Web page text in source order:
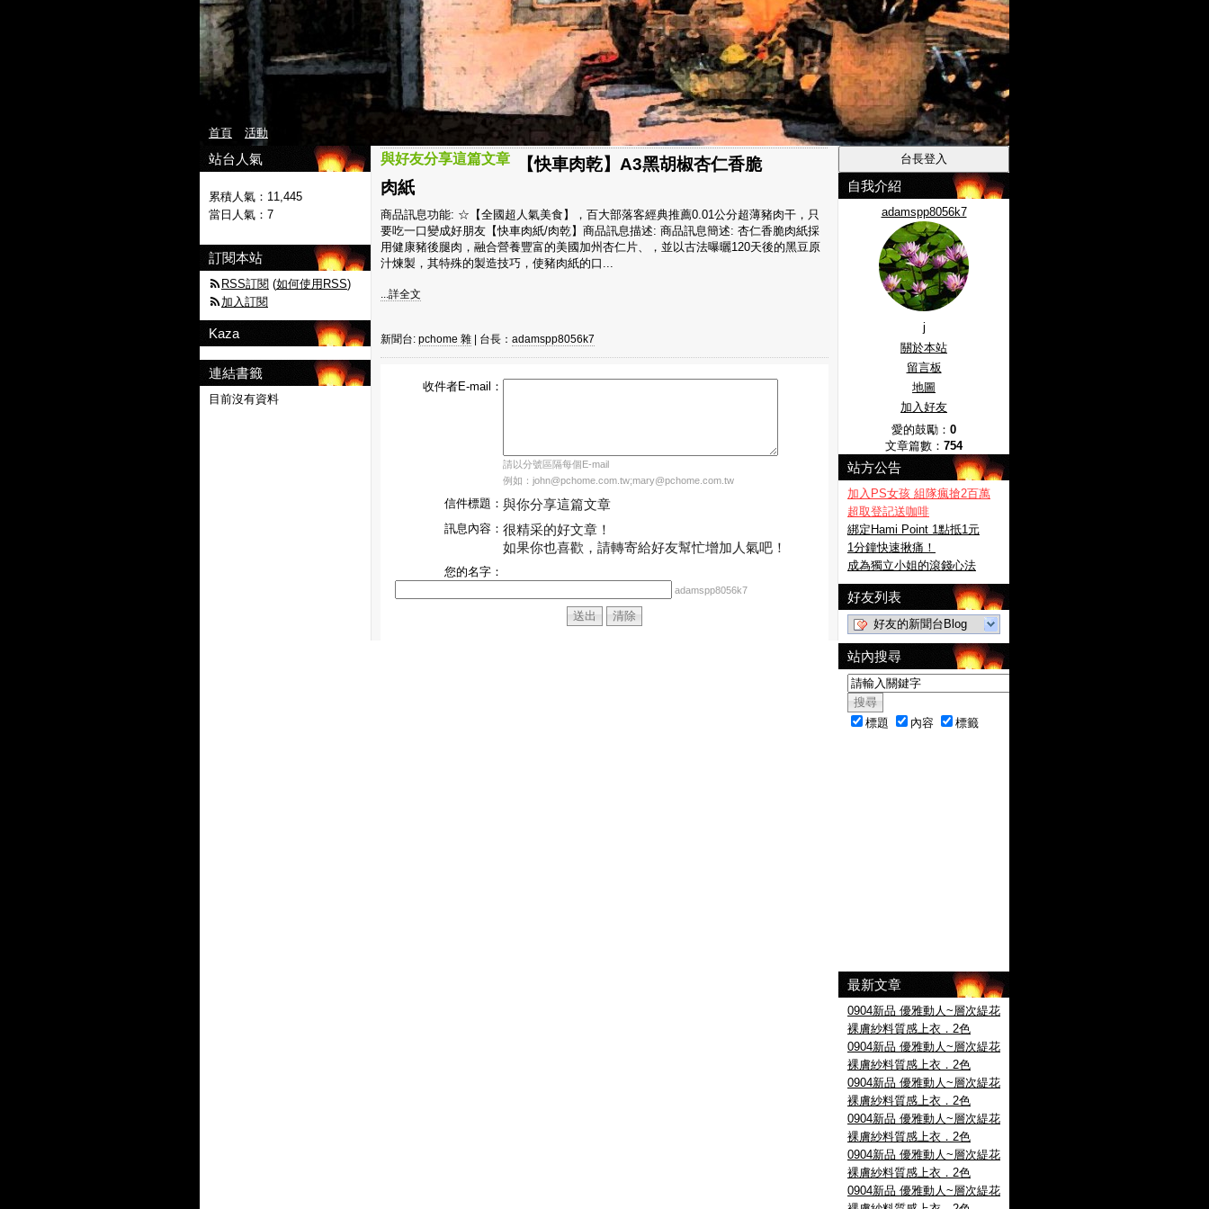
首頁 活動
與好友分享這篇文章
【快車肉乾】A3黑胡椒杏仁香脆
肉紙
商品訊息功能: ☆【全國超人氣美食】，百大部落客經典推薦0.01公分超薄豬肉干，只
要吃一口變成好朋友【快車肉紙/肉乾】商品訊息描述: 商品訊息簡述: 杏仁香脆肉紙採
用健康豬後腿肉，融合營養豐富的美國加州杏仁片、，並以古法曝曬120天後的黑豆原
汁煉製，其特殊的製造技巧，使豬肉紙的口...
...詳全文
新聞台: pchome 雜 | 台長： adamspp8056k7
收件者E-mail：
請以分號區隔每個E-mail
例如：john@pchome.com.tw;mary@pchome.com.tw
信件標題： 與你分享這篇文章
訊息內容： 很精采的好文章！
如果你也喜歡，請轉寄給好友幫忙增加人氣吧！
您的名字：
adamspp8056k7
自我介紹
adamspp8056k7
j
關於本站
留言板
地圖
加入好友
愛的鼓勵： 0
文章篇數： 754
站方公告
加入PS女孩 組隊瘋搶2百萬
超取登記送咖啡
綁定Hami Point 1點抵1元
1分鐘快速揪痛！
成為獨立小姐的滾錢心法
好友列表
好友的新聞台Blog
站內搜尋
標題 內容 標籤
最新文章
0904新品 優雅動人~層次緹花
裸膚紗料質感上衣．2色
0904新品 優雅動人~層次緹花
裸膚紗料質感上衣．2色
0904新品 優雅動人~層次緹花
裸膚紗料質感上衣．2色
0904新品 優雅動人~層次緹花
裸膚紗料質感上衣．2色
0904新品 優雅動人~層次緹花
裸膚紗料質感上衣．2色
0904新品 優雅動人~層次緹花
站台人氣
累積人氣： 11,445
當日人氣： 7
訂閱本站
RSS訂閱 (如何使用RSS)
加入訂閱
Kaza
連結書籤
目前沒有資料